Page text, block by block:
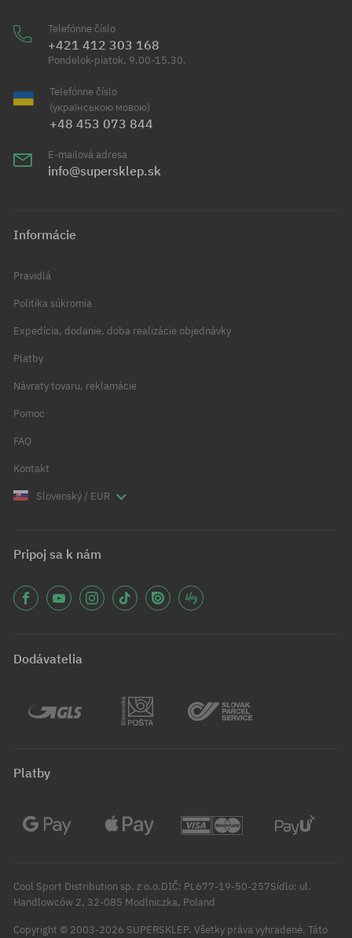
Telefónne číslo
+421 412 303 168
Pondelok-piatok, 9.00-15.30.
Telefónne číslo
(українською мовою)
+48 453 073 844
E-mailová adresa
info@supersklep.sk
Informácie
Pravidlá
Politika súkromia
Expedícia, dodanie, doba realizácie objednávky
Platby
Návraty tovaru, reklamácie
Pomoc
FAQ
Kontakt
Slovenský / EUR
Pripoj sa k nám
Dodávatelia
Platby
Cool Sport Distribution sp. z o.o.DIČ: PL677-19-50-257Sídlo: ul.
Handlowców 2, 32-085 Modlniczka, Poland
Copyright © 2003-2026 SUPERSKLEP. Všetky práva vyhradené. Táto